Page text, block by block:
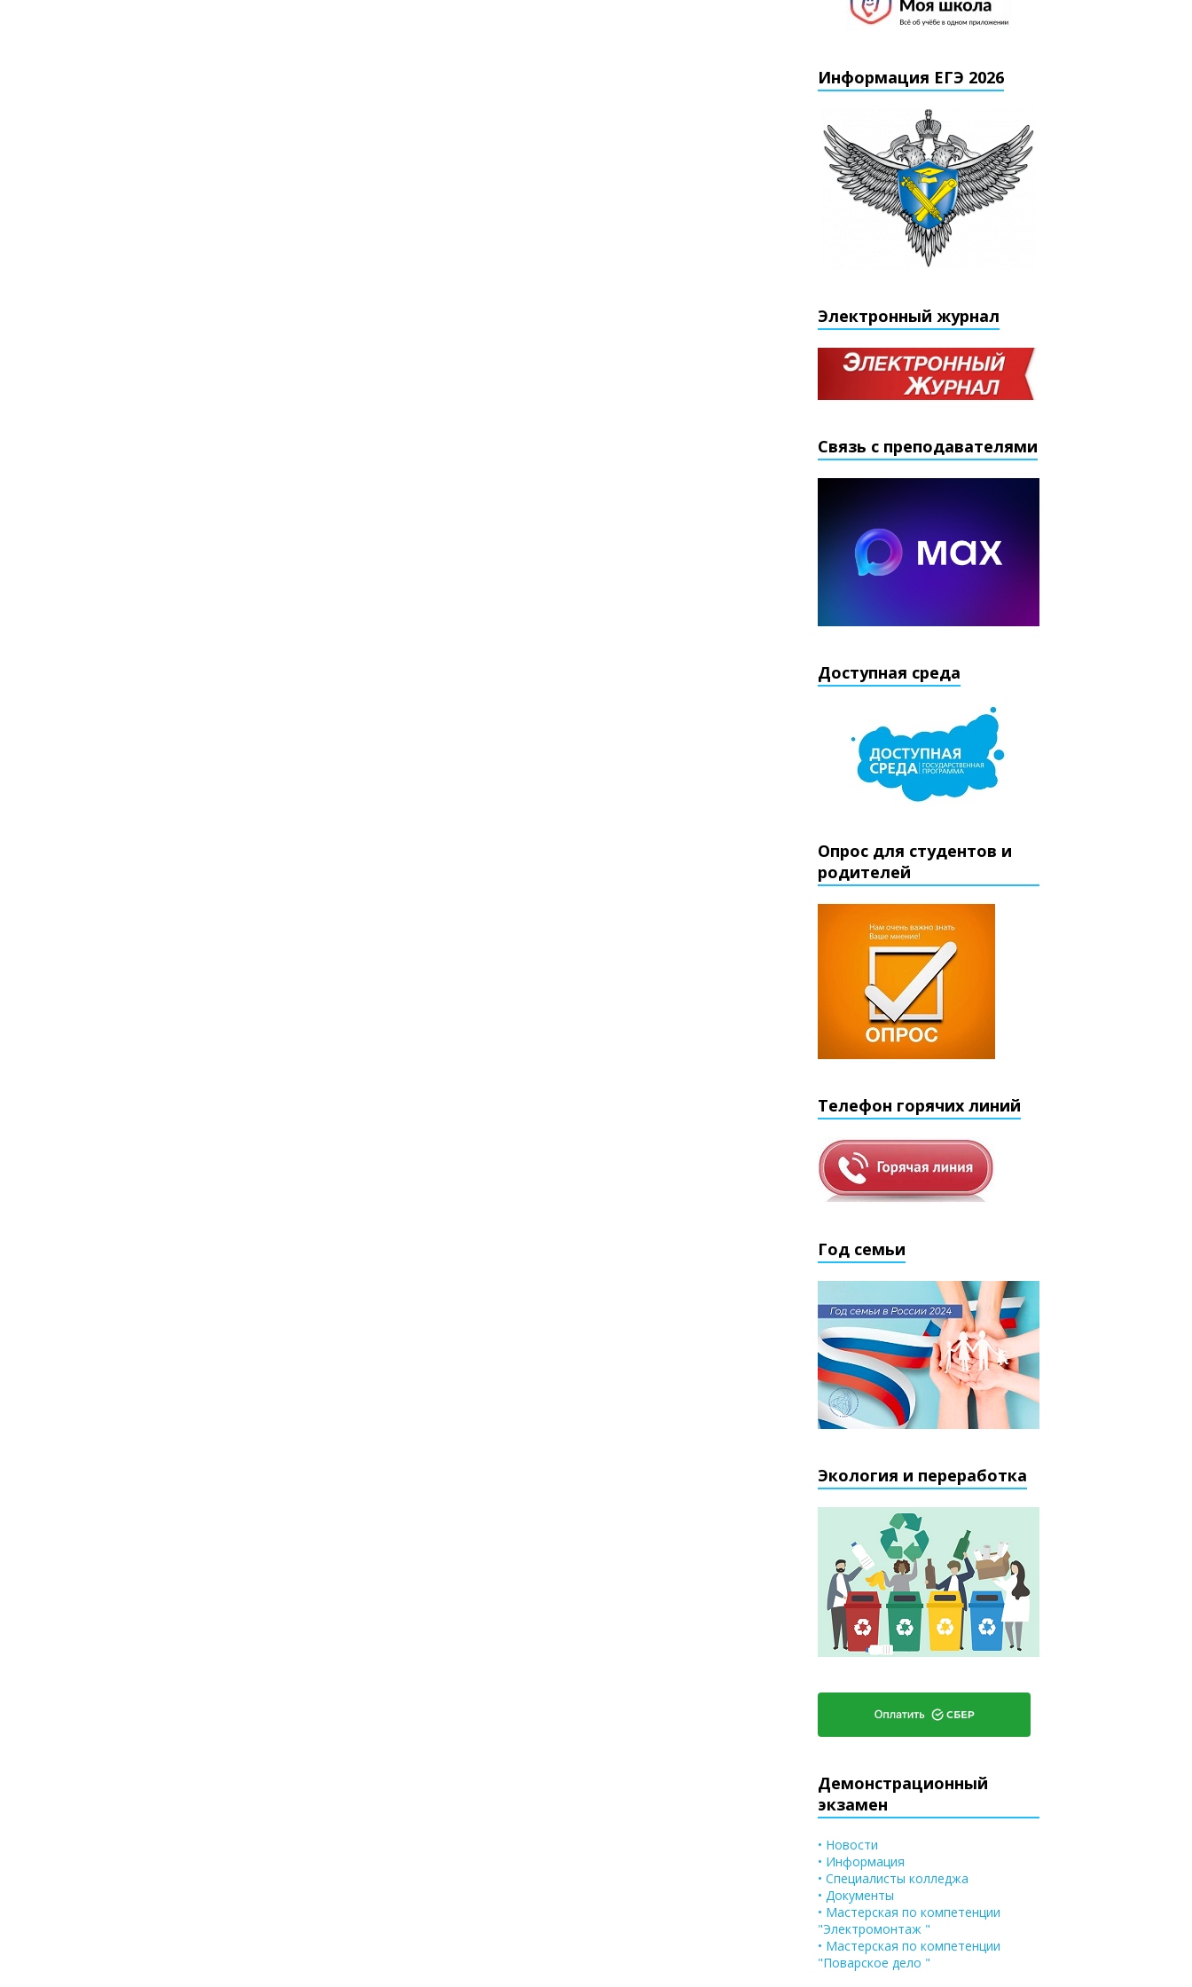
Информация ЕГЭ 2026
Электронный журнал
Связь с преподавателями
Доступная среда
Опрос для студентов и
родителей
Телефон горячих линий
Год семьи
Экология и переработка
Демонстрационный
экзамен
• Новости
• Информация
• Специалисты колледжа
• Документы
• Мастерская по компетенции
"Электромонтаж "
• Мастерская по компетенции
"Поварское дело "